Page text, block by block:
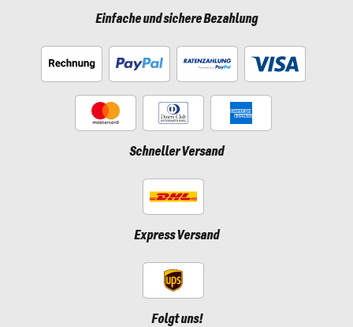
Einfache und sichere Bezahlung
Schneller Versand
Express Versand
Folgt uns!